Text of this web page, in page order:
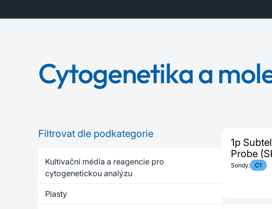
Cytogenetika a
Filtrovat dle podkategorie
Kultivační média a reagencie pro
cytogenetickou analýzu
Plasty
1p
Probe
Sondy: C1